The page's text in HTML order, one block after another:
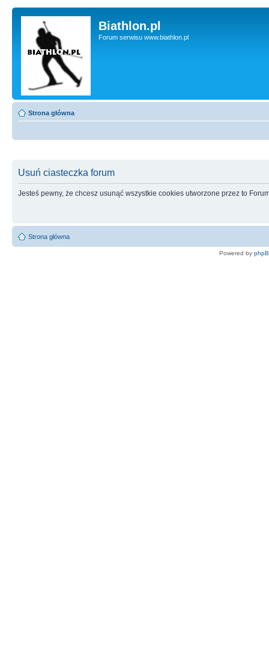
Biathlon.pl
Forum serwisu www.biathlon.pl
Strona główna
Usuń ciasteczka forum
Jesteś pewny, że chcesz usunąć wszystkie cookies utworzone przez to
Strona główna
Powered by